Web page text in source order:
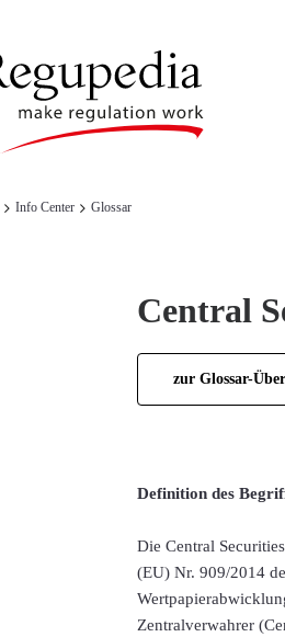
Info Center Glossar
Central
zur Glossar-
Definition des
Die Central
(EU) Nr. 909/2014
Zentralverwahrer